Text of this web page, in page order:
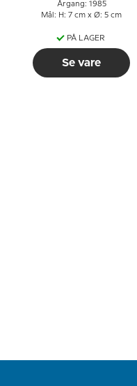
Årgang: 1985
Mål: H: 7 cm x Ø: 5 cm
PÅ LAGER
Se vare